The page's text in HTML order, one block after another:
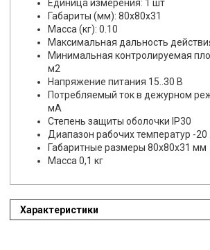
Единица измерения: 1 шт
Габариты (мм): 80x80x31
Масса (кг): 0.10
Максимальная дальность
Минимальная контролируемая
м2
Напряжение питания 15..30 В
Потребляемый ток в дежурном
мА
Степень защиты оболочки IP30
Диапазон рабочих температур -20
Габаритные размеры 80х80х31 мм
Масса 0,1 кг
Характеристики